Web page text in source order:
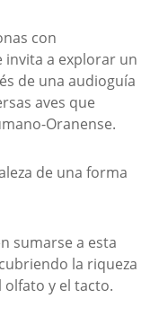
con
invita a explorar un
de una audioguía
aves que
Oranense.
de una forma
sumarse a esta
la riqueza
y el tacto.